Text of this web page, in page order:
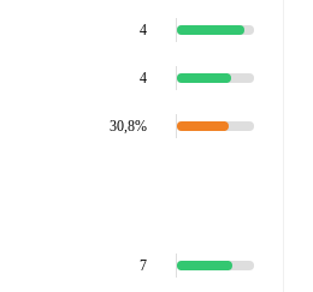
4
4
30,8%
7